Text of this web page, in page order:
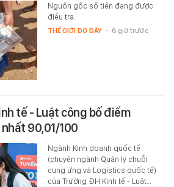
Nguồn gốc số tiền đang được
điều tra.
THẾ GIỚI ĐÓ ĐÂY - 6 giờ trước
tế - Luật công bố điểm
90,01/100
Ngành Kinh doanh quốc tế
(chuyên ngành Quản lý chuỗi
cung ứng và Logistics quốc tế)
của Trường ĐH Kinh tế - Luật…